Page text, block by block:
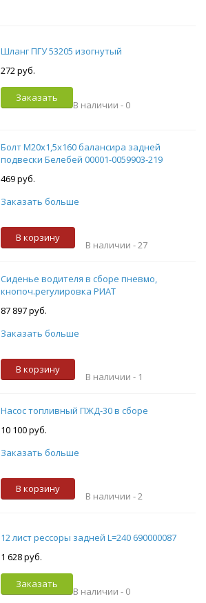
Шланг ПГУ 53205 изогнутый
272 руб.
Заказать
В наличии - 0
Болт М20х1,5х160 балансира задней
подвески Белебей 00001-0059903-219
469 руб.
Заказать больше
В корзину
В наличии -27
Сиденье водителя в сборе пневмо,
кнопоч.регулировка РИАТ
87 897 руб.
Заказать больше
В корзину
В наличии - 1
Насос топливный ПЖД-30 в сборе
10 100 руб.
Заказать больше
В корзину
В наличии -2
12 лист рессоры задней L=240 690000087
1 628 руб.
Заказать
В наличии - 0